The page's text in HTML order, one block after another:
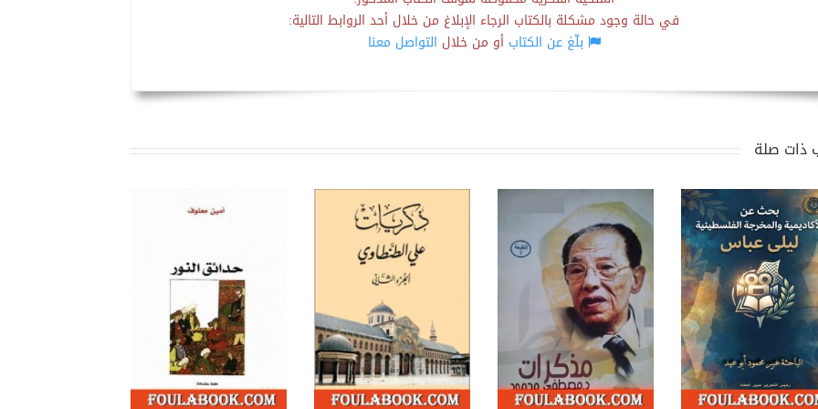
في حالة وجود مشكلة بالكتاب الرجاء الإبلاغ من خلال أحد الروابط التالية:
بلّغ عن الكتابأو من خلال التواصل معنا
ذات صلة